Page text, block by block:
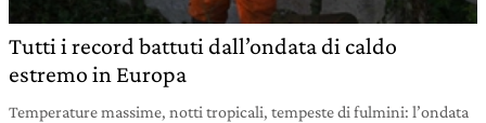
Tutti i record battuti dall’ondata di caldo
estremo in Europa
Temperature massime, notti tropicali, tempeste di fulmini: l’ondata